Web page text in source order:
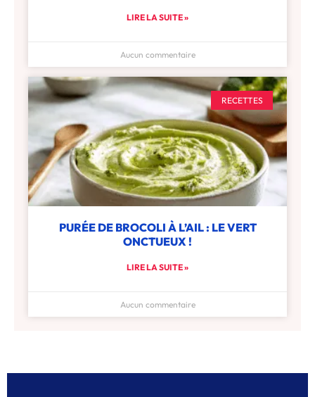
LIRE LA SUITE »
Aucun commentaire
RECETTES
PURÉE DE BROCOLI À L’AIL : LE VERT
ONCTUEUX !
LIRE LA SUITE »
Aucun commentaire